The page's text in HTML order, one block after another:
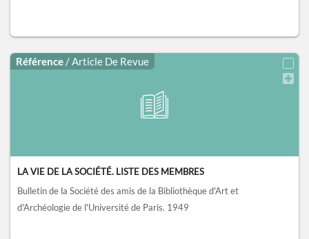
Référence / Article De Revue
LA VIE DE LA SOCIÉTÉ. LISTE DES MEMBRES
Bulletin de la Société des amis de la Bibliothèque d'Art et
d'Archéologie de l'Université de Paris. 1949